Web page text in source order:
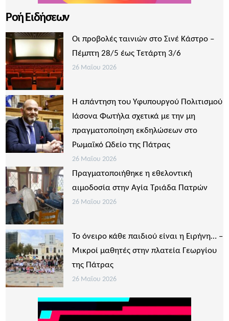
Ροή Ειδήσεων
Οι προβολές ταινιών στο Σινέ Κάστρο –
Πέμπτη 28/5 έως Τετάρτη 3/6
26 Μαΐου 2026
Η απάντηση του Υφυπουργού Πολιτισμού
Ιάσονα Φωτήλα σχετικά με την μη
πραγματοποίηση εκδηλώσεων στο
Ρωμαϊκό Ωδείο της Πάτρας
26 Μαΐου 2026
Πραγματοποιήθηκε η εθελοντική
αιμοδοσία στην Αγία Τριάδα Πατρών
26 Μαΐου 2026
Το όνειρο κάθε παιδιού είναι η Ειρήνη… –
Μικροί μαθητές στην πλατεία Γεωργίου
της Πάτρας
26 Μαΐου 2026